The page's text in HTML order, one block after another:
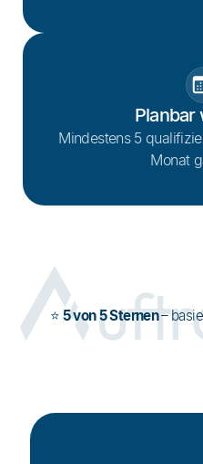
Planbar
Mindestens 5
Monat
⭐ 5 von 5 Sternen–